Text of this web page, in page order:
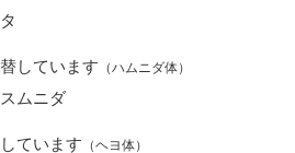
しています （ハムニダ体）
ムニダ
ています （ヘヨ体）